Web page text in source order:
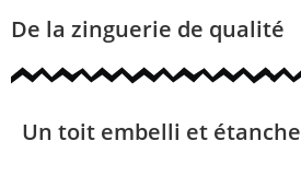
De la zinguerie de qualité
Un toit embelli et étanche